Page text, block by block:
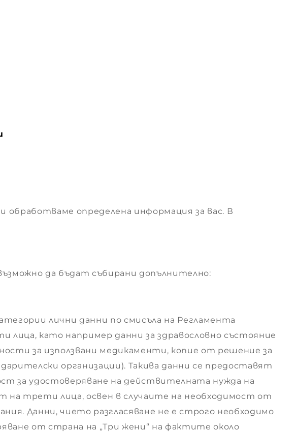
определена информация за вас. В
да бъдат събирани допълнително:
лични данни по смисъла на Регламента
като например данни за здравословно състояние
за използвани медикаменти, копие от решение за
организации). Такива данни се предоставят
за удостоверяване на действителната нужда на
на трети лица, освен в случаите на необходимост от
Данни, чието разгласяване не е строго необходимо
от страна на „Три жени“ на фактите около